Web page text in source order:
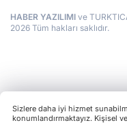
HABER YAZILIMI ve
2026 Tüm hakları saklıdır.
Sizlere daha iyi hizmet
konumlandırmaktayız. Kişisel